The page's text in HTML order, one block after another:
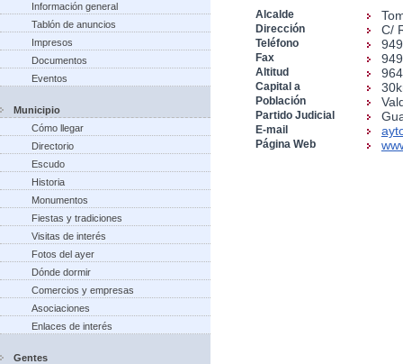
Información general
Tablón de anuncios
Impresos
Documentos
Eventos
Municipio
Cómo llegar
Directorio
Escudo
Historia
Monumentos
Fiestas y tradiciones
Visitas de interés
Fotos del ayer
Dónde dormir
Comercios y empresas
Asociaciones
Enlaces de interés
Gentes
Alcalde
Dirección C/
Teléfono
Fax
Altitud
Capital a
Población
Partido Judicial
E-mail
Página Web